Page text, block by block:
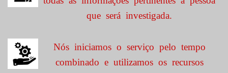
que será investigada.
Nós iniciamos o serviço pelo tempo
combinado e utilizamos os recursos